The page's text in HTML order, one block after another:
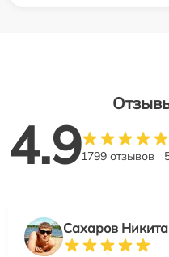
4.91799 отзывов
Сахаров Никита